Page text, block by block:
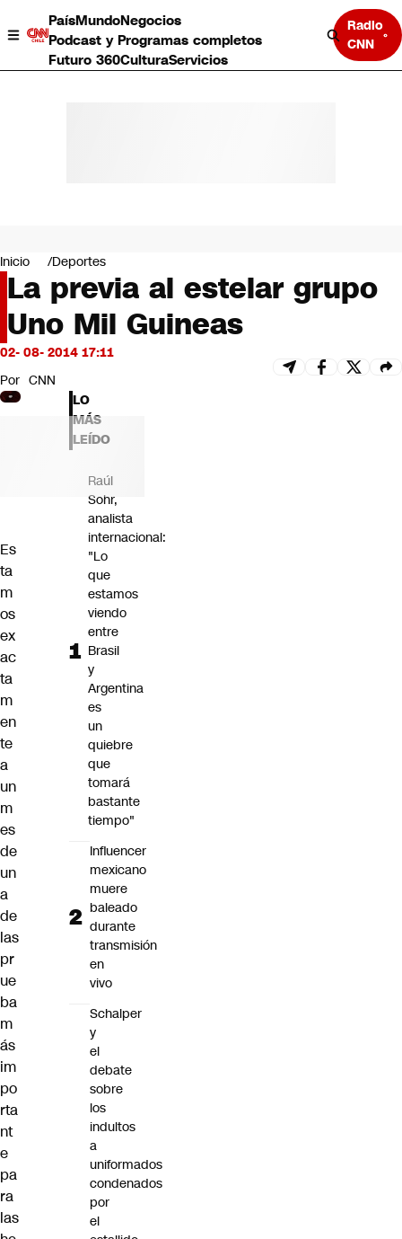
PaísMundoNegocios
Podcast y Programas completos
Futuro 360CulturaServicios
Radio
CNN
Negocios
Deportes
Programas completos
Cultura
Servicios
Bits
CNN Data
CNN tiempo
Futuro 360
Inicio Deportes
La previa al estelar grupo
Uno Mil Guineas
02- 08- 2014 17:11
Por CNN
Es
ta
m
os
ex
ac
ta
m
en
te
a
un
m
es
de
un
a
de
las
pr
ue
ba
m
ás
im
po
rta
nt
e
pa
ra
las
LO
MÁS
LEÍDO
Raúl
Sohr,
analista
internacional:
"Lo
que
estamos
viendo
entre
Brasil
y
Argentina
es
un
quiebre
que
tomará
bastante
tiempo"
Influencer
mexicano
muere
baleado
durante
transmisión
en
vivo
Schalper
y
el
debate
sobre
los
indultos
a
uniformados
condenados
por
el